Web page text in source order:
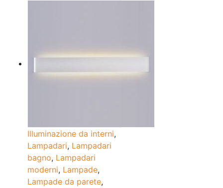
Illuminazione da interni,
Lampadari, Lampadari
bagno, Lampadari
moderni, Lampade,
Lampade da parete,